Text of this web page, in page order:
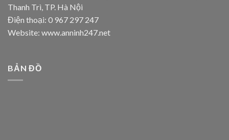
Thanh Trì, TP. Hà Nội
Điện thoại: 0 967 297 247
Website: www.anninh247.net
BẢN ĐỒ